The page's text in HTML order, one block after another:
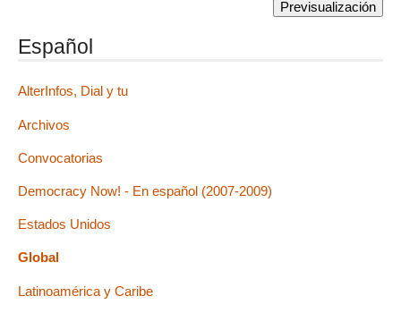
Español
AlterInfos, Dial y tu
Archivos
Convocatorias
Democracy Now! - En español (2007-2009)
Estados Unidos
Global
Latinoamérica y Caribe